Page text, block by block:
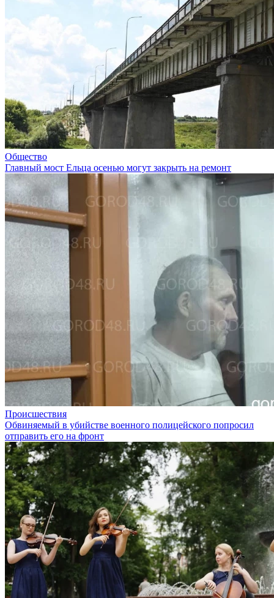
Общество
Главный мост Ельца осенью могут закрыть на ремонт
Происшествия
Обвиняемый в убийстве военного полицейского попросил
отправить его на фронт